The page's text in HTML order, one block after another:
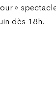
»
dès 18h.